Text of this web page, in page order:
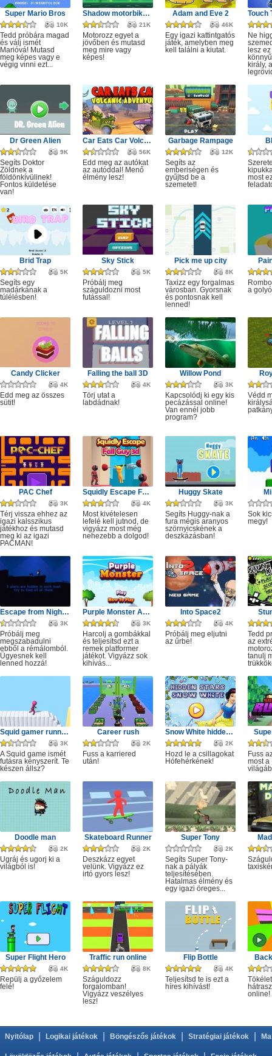
Super Mario Bros
10K
Tedd próbára magad
és válj ismét
Marióvá! Mutasd
meg képes vagy e
végig vinni ezt...
Shadow motorbike rider game
21K
Motorozz egyet a
jövőben és mutasd
meg mire vagy
képes!
Adam and Eve 2
46K
Egy igazi kattintgatós
játék, amelyben meg
kell találni a kiutat.
Ne
lesz
király,
Dr Green Alien
9K
Segíts Doktor
Zöldnek a
földönkívülinek!
Fontos küldetése
van!
Car Eats Car Volcanic Adventure
56K
Edd meg az autókat
az autóddal! Menő
élmény lesz!
Garbage Rampage
12K
Segíts az
emberiségen és
gyűjtsd be a
szemetet!
most
Brid Trap
5K
Segíts egy
madárkának a
túlélésben!
Sky Stick
5K
Próbálj meg
száguldozni most
futással!
Pick me up city
8K
Taxizz egy forgalmas
városban. Gyorsnak
és pontosnak kell
lenned!
a
Candy Clicker
4K
Edd meg az összes
sütit!
Falling the ball 3D
4K
Törj utat a
labdádnak!
Willow Pond
3K
Kapcsolódj ki egy kis
pecázással online!
Van ennél jobb
program?
Védd
PAC Chef
3K
Térj vissza ehhez az
igazi kalsszikus
játékhoz és mutasd
meg ki az igazi
PACMAN!
Squidly Escape Fall Guy 3D
4K
Most kivételesen
lefelé kell jutnod, de
vigyázz most még
nehezebb a dolgod!
Huggy Skate
3K
Segíts Huggy-nak a
fura mégis aranyos
szörnyicskének a
deszkázásban!
Sok
megy!
Escape from Nightmare
3K
Próbálj meg
megszabadulni
ebből a rémálomból.
Ügyesnek kell
lenned hozzá!
Purple Monster Adventure
3K
Harcolj a gombákkal
és teljesítsd ezt a
remek platformer
játékot. Vigyázz sok
kihívás...
Into Space2
4K
Próbálj meg eljutni
az űrbe!
Tedd
az
tanulj
Squid gamer runner obstacle
3K
A Squid game ismét
futásra kényszerít. Te
készen állsz?
Career rush
2K
Fuss a karriered
után!
Snow White hidden stars
2K
Hozd le a csillagokat
Hófehérkének!
Fuss
most a
Doodle man
2K
Ugráj és ugorj ki a
világból is!
Skateboard Runner
2K
Deszkázz egyet
velünk. Vigyázz ez
irtó gyors lesz!
Super Tony
2K
Segíts Super Tony-
nak a pályák
teljesítésében.
Hatalmas élmény és
egy igazi öreges...
Super Flight Hero
4K
Repülj a győzelem
felé!
Traffic run online
8K
Száguldozz
forgalomban!
Vigyázz veszélyes
lesz!
Flip Bottle
4K
Teljesítsd te is ezt a
híres kihívást!
online!
Nyitólap Logikai játékok Böngészős játékok Stratégiai játékok